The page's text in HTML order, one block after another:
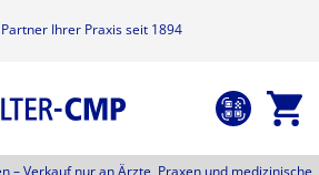
Partner Ihrer Praxis seit 1894
–Verkauf nur an Ärzte, Praxen und medizinische